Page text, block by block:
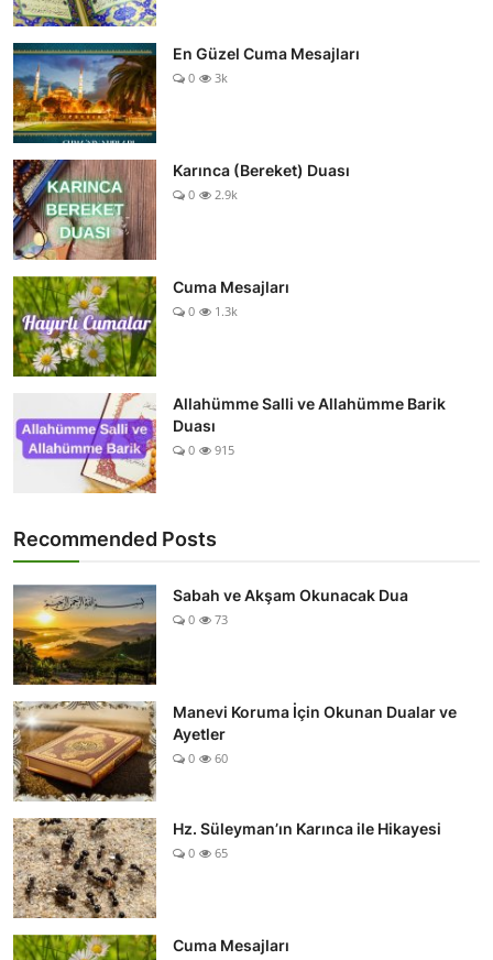
En Güzel Cuma Mesajları
0 3k
Karınca (Bereket) Duası
0 2.9k
Cuma Mesajları
0 1.3k
Allahümme Salli ve Allahümme Barik
Duası
0 915
Recommended Posts
Sabah ve Akşam Okunacak Dua
0 73
Manevi Koruma İçin Okunan Dualar ve
Ayetler
0 60
Hz. Süleyman’ın Karınca ile Hikayesi
0 65
Cuma Mesajları